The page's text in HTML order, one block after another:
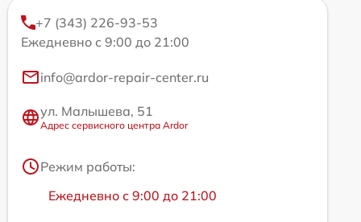
+7 (343) 226-93-53
Ежедневно с 9:00 до 21:00
info@ardor-repair-center.ru
ул. Малышева, 51
Адрес сервисного центра Ardor
Режим работы:
Ежедневно с 9:00 до 21:00